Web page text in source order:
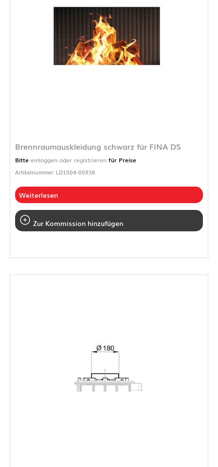
Brennraumauskleidung schwarz für FINA DS
Bitte einloggen oder registrieren für Preise
Artikelnummer: LD1004-00936
Weiterlesen
Zur Kommission hinzufügen